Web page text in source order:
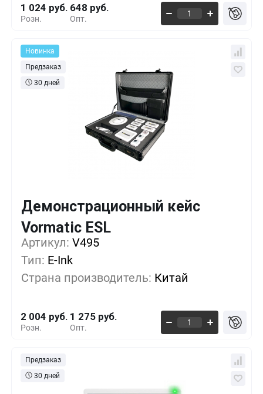
Розн.
1 024 руб.
Опт.
648 руб.
Новинка
Предзаказ
30 дней
Демонстрационный кейс
Vormatic ESL
Артикул: V495
Тип: E-Ink
Страна производитель: Китай
Розн.
2 004 руб.
Опт.
1 275 руб.
1+ 0%
5+
10+ -18%
Предзаказ
30 дней